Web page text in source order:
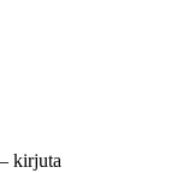
kirjuta